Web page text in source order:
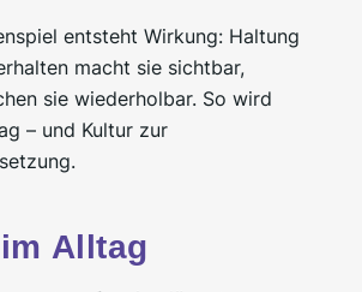
entsteht Wirkung: Haltung
macht sie sichtbar,
sie wiederholbar. So wird
– und Kultur zur
Alltag